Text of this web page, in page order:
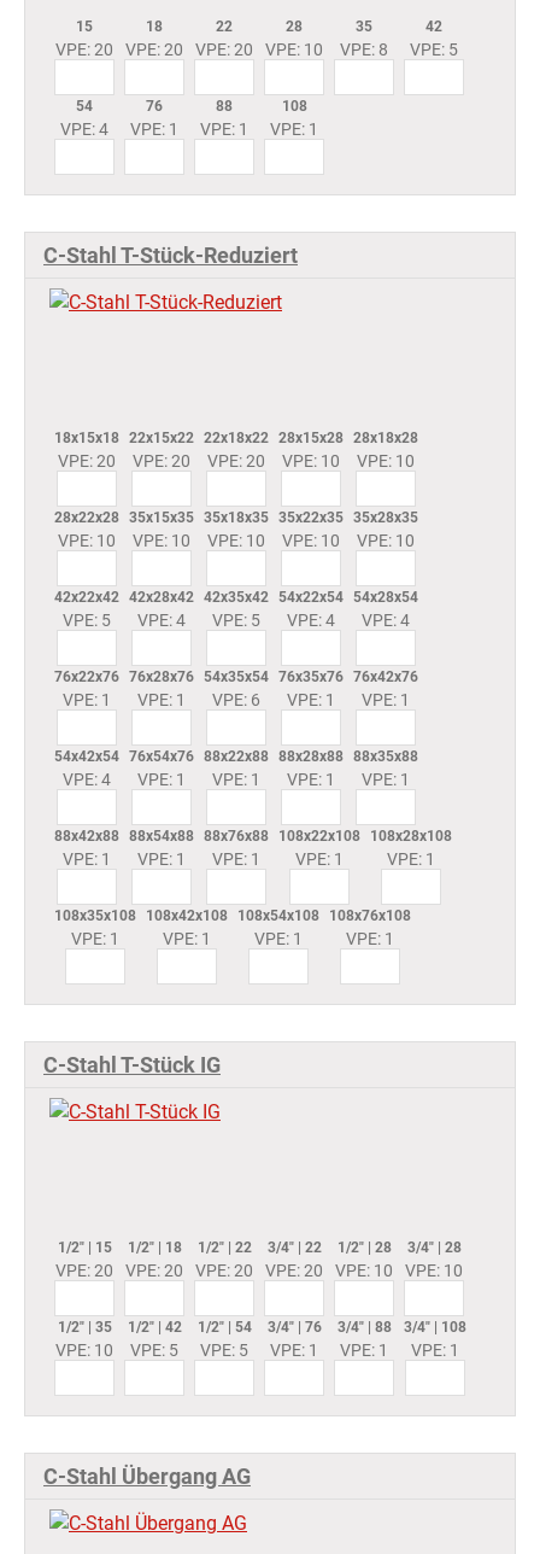
15
VPE: 20
18
VPE: 20
22
VPE: 20
28
VPE: 10
35
VPE: 8
42
VPE: 5
54
VPE: 4
76
VPE: 1
88
VPE: 1
108
VPE: 1
C-Stahl T-Stück-Reduziert
18x15x18
VPE: 20
22x15x22
VPE: 20
22x18x22
VPE: 20
28x15x28
VPE: 10
28x18x28
VPE: 10
28x22x28
VPE: 10
35x15x35
VPE: 10
35x18x35
VPE: 10
35x22x35
VPE: 10
35x28x35
VPE: 10
42x22x42
VPE: 5
42x28x42
VPE: 4
42x35x42
VPE: 5
54x22x54
VPE: 4
54x28x54
VPE: 4
76x22x76
VPE: 1
76x28x76
VPE: 1
54x35x54
VPE: 6
76x35x76
VPE: 1
76x42x76
VPE: 1
54x42x54
VPE: 4
76x54x76
VPE: 1
88x22x88
VPE: 1
88x28x88
VPE: 1
88x35x88
VPE: 1
88x42x88
VPE: 1
88x54x88
VPE: 1
88x76x88
VPE: 1
108x22x108
VPE: 1
108x28x108
VPE: 1
108x35x108
VPE: 1
108x42x108
VPE: 1
108x54x108
VPE: 1
108x76x108
VPE: 1
C-Stahl T-Stück IG
1/2" | 15
VPE: 20
1/2" | 18
VPE: 20
1/2" | 22
VPE: 20
3/4" | 22
VPE: 20
1/2" | 28
VPE: 10
3/4" | 28
VPE: 10
1/2" | 35
VPE: 10
1/2" | 42
VPE: 5
1/2" | 54
VPE: 5
3/4" | 76
VPE: 1
3/4" | 88
VPE: 1
3/4" | 108
VPE: 1
C-Stahl Übergang AG